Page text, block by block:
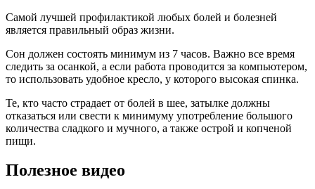
Самой лучшей профилактикой любых болей и болезней
является правильный образ жизни.
Сон должен состоять минимум из 7 часов. Важно все время
следить за осанкой, а если работа проводится за компьютером,
то использовать удобное кресло, у которого высокая спинка.
Те, кто часто страдает от болей в шее, затылке должны
отказаться или свести к минимуму употребление большого
количества сладкого и мучного, а также острой и копченой
пищи.
Полезное видео